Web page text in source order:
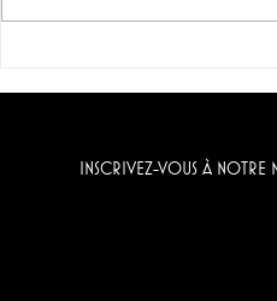
INSCRIVEZ-VOUS À NOTRE